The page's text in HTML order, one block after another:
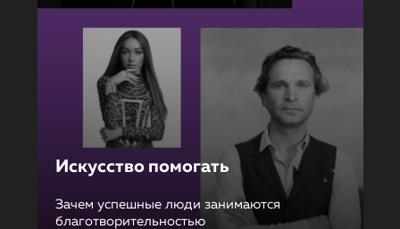
Искусство помогать
Зачем успешные люди занимаются
благотворительностью